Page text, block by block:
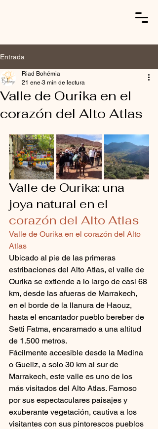
Entrada
Valle de Ourika en el
corazón del Alto Atlas
Riad Bohémia
21 ene 3 min de lectura
Valle de Ourika: una
joya natural en el
corazón del Alto Atlas
Valle de Ourika en el corazón del Alto
Atlas
Ubicado al pie de las primeras
estribaciones del Alto Atlas, el valle de
Ourika se extiende a lo largo de casi 68
km, desde las afueras de Marrakech,
en el borde de la llanura de Haouz,
hasta el encantador pueblo bereber de
Setti Fatma, encaramado a una altitud
de 1.500 metros.
Fácilmente accesible desde la Medina
o Gueliz, a solo 30 km al sur de
Marrakech, este valle es uno de los
más visitados del Alto Atlas. Famoso
por sus espectaculares paisajes y
exuberante vegetación, cautiva a los
visitantes con sus pintorescos pueblos